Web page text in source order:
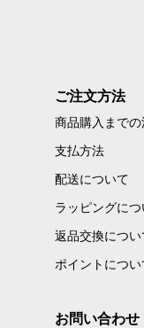
ご注文方法
商品購入までの
支払方法
配送について
ラッピングにつ
返品交換につい
ポイントについ
お問い合わせ